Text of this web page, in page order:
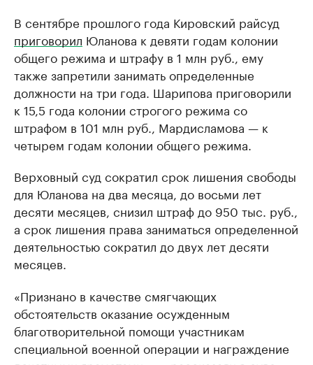
В сентябре прошлого года Кировский райсуд
приговорил Юланова к девяти годам колонии
общего режима и штрафу в 1 млн руб., ему
также запретили занимать определенные
должности на три года. Шарипова приговорили
к 15,5 года колонии строгого режима со
штрафом в 101 млн руб., Мардисламова — к
четырем годам колонии общего режима.
Верховный суд сократил срок лишения свободы
для Юланова на два месяца, до восьми лет
десяти месяцев, снизил штраф до 950 тыс. руб.,
а срок лишения права заниматься определенной
деятельностью сократил до двух лет десяти
месяцев.
«Признано в качестве смягчающих
обстоятельств оказание осужденным
благотворительной помощи участникам
специальной военной операции и награждение